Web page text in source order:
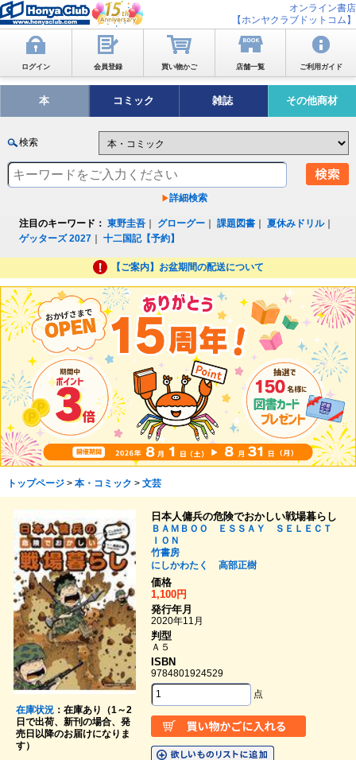
オンライン書店
【ホンヤクラブドットコム】
ログイン 会員登録 買い物かご 店舗一覧 ご利用ガイド
本 コミック 雑誌 その他商材
検索
詳細検索
注目のキーワード： 東野圭吾 グローグー ｜課題図書 ｜夏休みドリル｜
ゲッターズ 2027 ｜十二国記【予約】
【ご案内】お盆期間の配送について
トップページ> 本・コミック > 文芸
在庫状況：在庫あり（1～2
日で出荷、新刊の場合、発
売日以降のお届けになりま
す）
日本人傭兵の危険でおかしい戦場暮らし
ＢＡＭＢＯＯ ＥＳＳＡＹ ＳＥＬＥＣＴ
ＩＯＮ
竹書房
にしかわたく
高部正樹
価格
1,100円
発行年月
2020年11月
判型
Ａ５
ISBN
9784801924529
点